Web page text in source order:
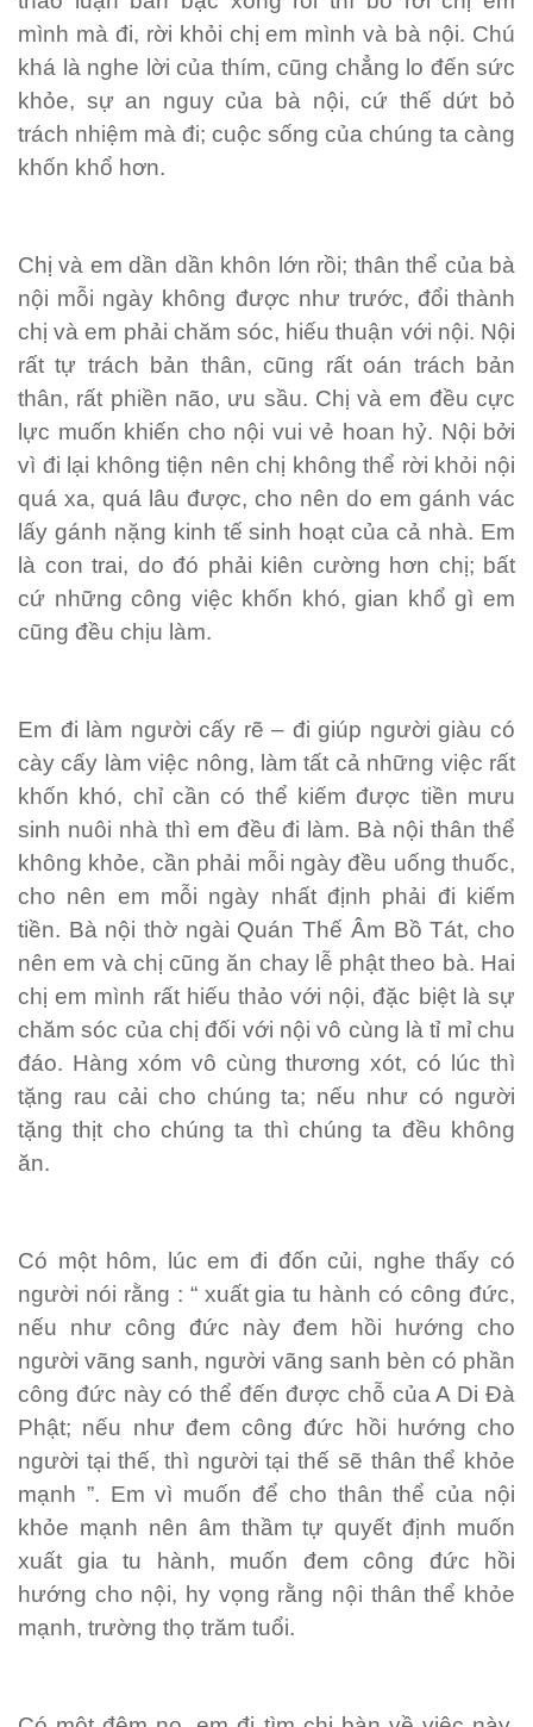
mình mà đi, rời khỏi chị em mình và bà nội. Chú
khá là nghe lời của thím, cũng chẳng lo đến sức
khỏe, sự an nguy của bà nội, cứ thế dứt bỏ
trách nhiệm mà đi; cuộc sống của chúng ta càng
khốn khổ hơn.
Chị và em dần dần khôn lớn rồi; thân thể của bà
nội mỗi ngày không được như trước, đổi thành
chị và em phải chăm sóc, hiếu thuận với nội. Nội
rất tự trách bản thân, cũng rất oán trách bản
thân, rất phiền não, ưu sầu. Chị và em đều cực
lực muốn khiến cho nội vui vẻ hoan hỷ. Nội bởi
vì đi lại không tiện nên chị không thể rời khỏi nội
quá xa, quá lâu được, cho nên do em gánh vác
lấy gánh nặng kinh tế sinh hoạt của cả nhà. Em
là con trai, do đó phải kiên cường hơn chị; bất
cứ những công việc khốn khó, gian khổ gì em
cũng đều chịu làm.
Em đi làm người cấy rẽ – đi giúp người giàu có
cày cấy làm việc nông, làm tất cả những việc rất
khốn khó, chỉ cần có thể kiếm được tiền mưu
sinh nuôi nhà thì em đều đi làm. Bà nội thân thể
không khỏe, cần phải mỗi ngày đều uống thuốc,
cho nên em mỗi ngày nhất định phải đi kiếm
tiền. Bà nội thờ ngài Quán Thế Âm Bồ Tát, cho
nên em và chị cũng ăn chay lễ phật theo bà. Hai
chị em mình rất hiếu thảo với nội, đặc biệt là sự
chăm sóc của chị đối với nội vô cùng là tỉ mỉ chu
đáo. Hàng xóm vô cùng thương xót, có lúc thì
tặng rau cải cho chúng ta; nếu như có người
tặng thịt cho chúng ta thì chúng ta đều không
ăn.
Có một hôm, lúc em đi đốn củi, nghe thấy có
người nói rằng : “ xuất gia tu hành có công đức,
nếu như công đức này đem hồi hướng cho
người vãng sanh, người vãng sanh bèn có phần
công đức này có thể đến được chỗ của A Di Đà
Phật; nếu như đem công đức hồi hướng cho
người tại thế, thì người tại thế sẽ thân thể khỏe
mạnh ”. Em vì muốn để cho thân thể của nội
khỏe mạnh nên âm thầm tự quyết định muốn
xuất gia tu hành, muốn đem công đức hồi
hướng cho nội, hy vọng rằng nội thân thể khỏe
mạnh, trường thọ trăm tuổi.